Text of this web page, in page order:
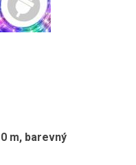
m, barevný